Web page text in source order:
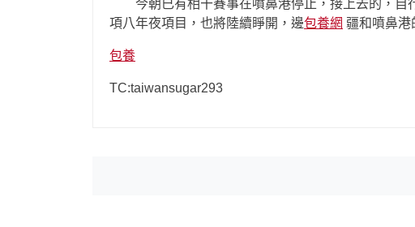
今朝已有相干賽事在噴鼻港停止，接上去的，自
項八年夜項目，也將陸續睜開，邊包養網 疆和噴鼻港
包養
TC:taiwansugar293